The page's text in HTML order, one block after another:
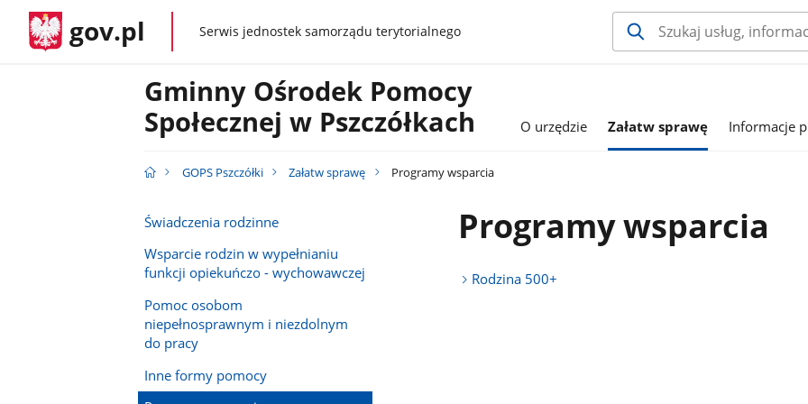
gov.pl gov.plSerwis jednostek samorządu terytorialnego
Gminny Ośrodek Pomocy
Społecznej w Pszczółkach
O urzędzie Załatw sprawę Informacje
GOPS Pszczółki Załatw sprawę Programy wsparcia
Świadczenia rodzinne
Wsparcie rodzin w wypełnianiu
funkcji opiekuńczo - wychowawczej
Pomoc osobom
niepełnosprawnym i niezdolnym
do pracy
Inne formy pomocy
Programy wsparcia
Rodzina 500+